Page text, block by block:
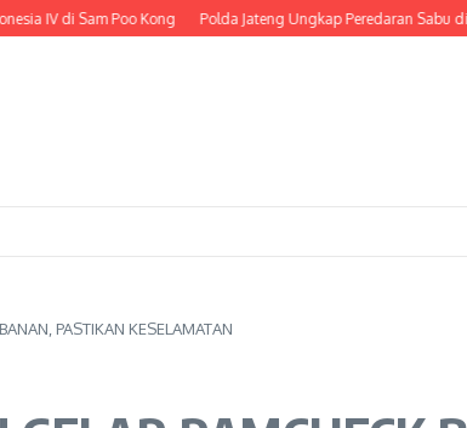
Poo Kong Polda Jateng Ungkap Peredaran Sabu di
PASTIKAN KESELAMATAN